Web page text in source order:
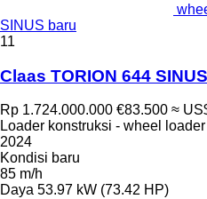
SINUS baru
11
Claas TORION 644 SINUS
Rp 1.724.000.000 €83.500 ≈
Loader konstruksi - wheel loader
2024
Kondisi baru
85 m/h
Daya 53.97 kW (73.42 HP)